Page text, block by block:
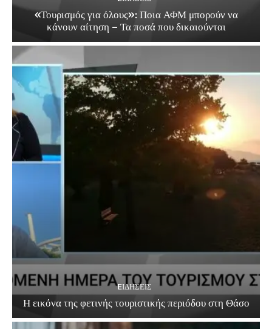
«Τουρισμός για όλους»: Ποια ΑΦΜ μπορούν να
κάνουν αίτηση – Τα ποσά που δικαιούνται
EΙΔΗΣΕΙΣ
Η εικόνα της φετινής τουριστικής περιόδου στη Θάσο